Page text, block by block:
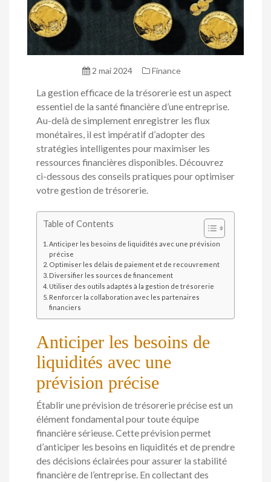
2 mai 2024 Finance
La gestion efficace de la trésorerie est un aspect
essentiel de la santé financière d’une entreprise.
Au-delà de simplement enregistrer les flux
monétaires, il est impératif d’adopter des
stratégies intelligentes pour maximiser les
ressources financières disponibles. Découvrez
ci-dessous des conseils pratiques pour optimiser
votre gestion de trésorerie.
Table of Contents
Anticiper les besoins de liquidités avec une prévision
précise
Optimiser les délais de paiement et de recouvrement
Diversifier les sources de financement
Utiliser des outils adaptés à la gestion de trésorerie
Renforcer la collaboration avec les partenaires
financiers
Anticiper les besoins de
liquidités avec une
prévision précise
Établir une prévision de trésorerie précise est un
élément fondamental pour toute équipe
financière sérieuse. Cette prévision permet
d’anticiper les besoins en liquidités et de prendre
des décisions éclairées pour assurer la stabilité
financière de l’entreprise. En collectant des